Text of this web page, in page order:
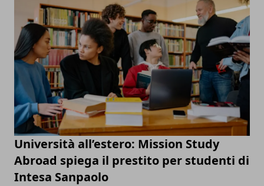
Università all’estero: Mission Study
Abroad spiega il prestito per studenti di
Intesa Sanpaolo